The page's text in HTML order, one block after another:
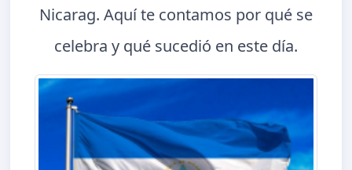
Nicarag. Aquí te contamos por qué se
celebra y qué sucedió en este día.